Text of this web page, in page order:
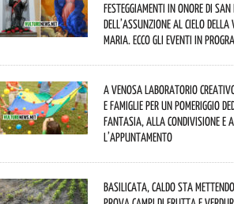
festeggiamenti in onore di San
dell’assunzione al cielo della
Maria. Ecco gli eventi in
A Venosa laboratorio
e famiglie per un pomeriggio
fantasia, alla condivisione e
L’appuntamento
Basilicata, caldo sta